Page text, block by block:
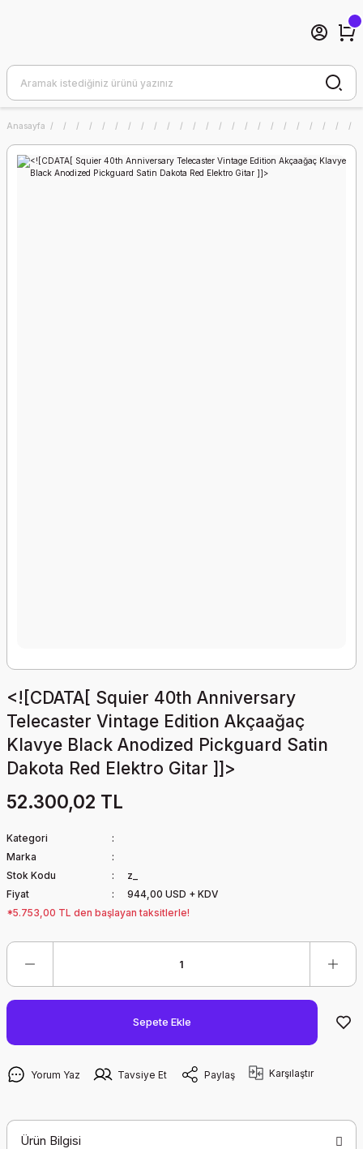
Anasayfa
<![CDATA[ Squier 40th Anniversary
Telecaster Vintage Edition Akçaağaç
Klavye Black Anodized Pickguard Satin
Dakota Red Elektro Gitar ]]>
52.300,02 TL
Kategori
Marka
Stok Kodu
z_
Fiyat
944,00 USD + KDV
*5.753,00 TL den başlayan taksitlerle!
Sepete Ekle
Yorum Yaz Tavsiye Et Paylaş Karşılaştır
Ürün Bilgisi